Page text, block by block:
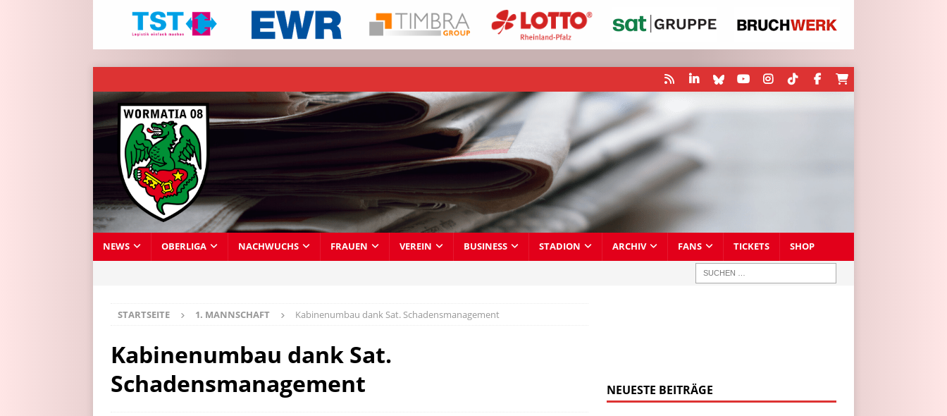
NEWS OBERLIGA NACHWUCHS FRAUEN VEREIN BUSINESS STADION ARCHIV FANS TICKETS SHOP
STARTSEITE 1. MANNSCHAFT Kabinenumbau dank Sat. Schadensmanagement
Kabinenumbau dank Sat.
Schadensmanagement
NEUESTE BEITRÄGE